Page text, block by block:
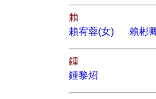
賴
賴宥蓉(女)
賴彬
鍾
鍾黎炤